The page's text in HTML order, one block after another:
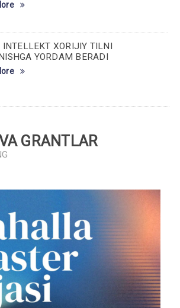
INTELLEKT XORIJIY TILNI
YORDAM BERADI
GRANTLAR